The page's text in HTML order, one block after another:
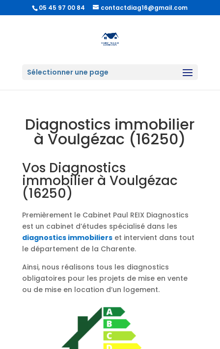
05 45 97 00 84 contactdiag16@gmail.com
Sélectionner une page
Diagnostics immobilier
à Voulgézac (16250)
Vos Diagnostics
immobilier à Voulgézac
(16250)
Premièrement le Cabinet Paul REIX Diagnostics
est un cabinet d’études spécialisé dans les
diagnostics immobilierset intervient dans tout
le département de la Charente.
Ainsi, nous réalisons tous les diagnostics
obligatoires pour les projets de mise en vente
ou de mise en location d’un logement.